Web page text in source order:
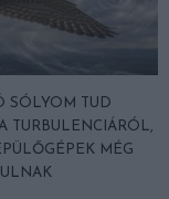
SÓLYOM TUD
TURBULENCIÁRÓL,
MÉG